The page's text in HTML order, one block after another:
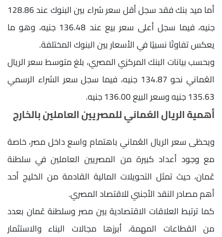
أما ميد بنك فقد سجل أقل سعر شراء بين البنوك عند 128.86
جنيه، فيما سجل أعلى سعر بيع عند 136.48 جنيه، وهو ما
يعكس تفاوتًا نسبيًا في الأسعار بين البنوك المختلفة.
وبحسب بيانات البنك المركزي المصري، بلغ متوسط سعر الريال
العُماني نحو 134.87 جنيه، فيما سجل سعر الشراء الرسمي
135.63 جنيه وسعر البيع 136.00 جنيه.
أهمية الريال العُماني للمصريين العاملين بالخارج
ويحظى سعر الريال العُماني باهتمام واسع داخل مصر، خاصة
مع وجود أعداد كبيرة من المصريين العاملين في سلطنة
عُمان، حيث تمثل التحويلات المالية القادمة من الخليج أحد
أهم مصادر النقد الأجنبي للاقتصاد المصري.
كما ترتبط العلاقات الاقتصادية بين مصر وسلطنة عُمان بعدد
من القطاعات المهمة، أبرزها مجالات البناء والاستثمار